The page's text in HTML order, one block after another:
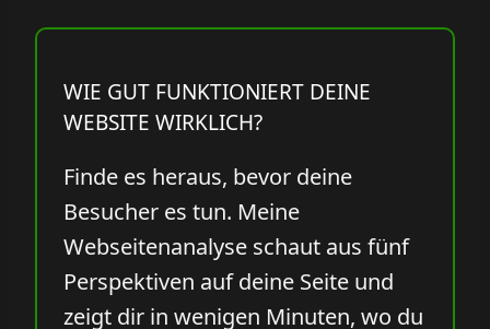
WIE GUT FUNKTIONIERT DEINE
WEBSITE WIRKLICH?
Finde es heraus, bevor deine
Besucher es tun. Meine
Webseitenanalyse schaut aus fünf
Perspektiven auf deine Seite und
zeigt dir in wenigen Minuten, wo du